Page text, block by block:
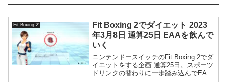
Fit Boxing 2
Fit Boxing 2でダイエット 2023
年3月8日 通算25日 EAAを飲んで
いく
ニンテンドースイッチのFit Boxing 2でダ
イエットをする企画 通算25日。スポーツ
ドリンクの替わりに一歩踏み込んでEAA